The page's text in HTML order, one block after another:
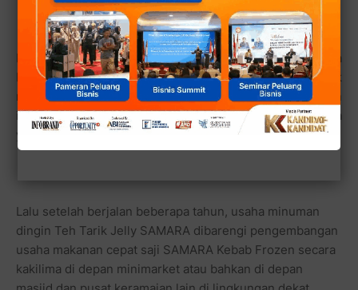
Kemudian karena asiknya usaha yang dikelolanya
bersama anak-anaknya, NurHasanah pun berpikir untuk
mengembangkan usaha minuman dingin dalam kemasan
ini bisa dibarengi dengan usaha makanan dengan cara
yang sama.
Lalu setelah berjalan beberapa tahun, usaha minuman
dingin Teh Tarik Jelly SAMARA dibarengi pengembangan
usaha makanan cepat saji SAMARA Kebab Frozen secara
kakilima di depan minimarket atau bahkan di depan